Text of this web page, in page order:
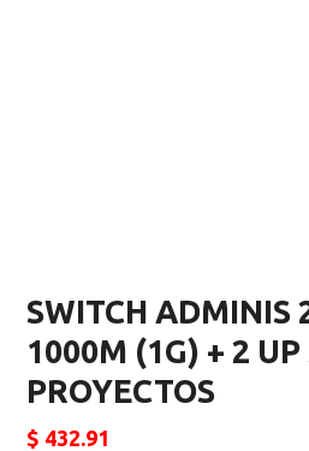
SWITCH ADMINIS
1000M (1G) + 2 UP
PROYECTOS
$ 432.91